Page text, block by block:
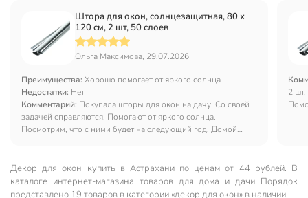
Штора для окон, солнцезащитная, 80 х
120 см, 2 шт, 50 слоев
Ольга Максимова, 29.07.2026
Преимущества: Хорошо помогает от яркого солнца
Недостатки: Нет
Комментарий: Покупала шторы для окон на дачу. Со своей
задачей справляются. Помогают от яркого солнца.
Посмотрим, что с ними будет на следующий год. Домой
2
Декор для окон купить в Астрахани по ценам от 44 рублей. В
каталоге интернет-магазина товаров для дома и дачи Порядок
представлено 19 товаров в категории «декор для окон» в наличии